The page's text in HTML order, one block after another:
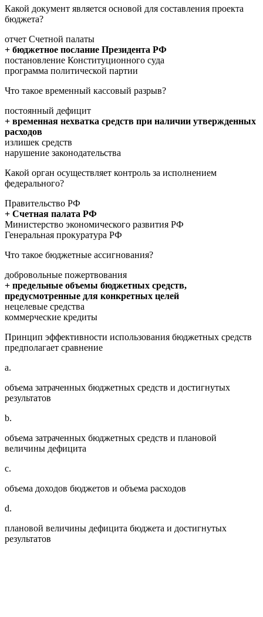
Какой документ является основой для составления проекта
бюджета?
отчет Счетной палаты
+ бюджетное послание Президента РФ
постановление Конституционного суда
программа политической партии
Что такое временный кассовый разрыв?
постоянный дефицит
+ временная нехватка средств при наличии утвержденных
расходов
излишек средств
нарушение законодательства
Какой орган осуществляет контроль за исполнением
федерального?
Правительство РФ
+ Счетная палата РФ
Министерство экономического развития РФ
Генеральная прокуратура РФ
Что такое бюджетные ассигнования?
добровольные пожертвования
+ предельные объемы бюджетных средств,
предусмотренные для конкретных целей
нецелевые средства
коммерческие кредиты
Принцип эффективности использования бюджетных средств
предполагает сравнение
a.
объема затраченных бюджетных средств и достигнутых
результатов
b.
объема затраченных бюджетных средств и плановой
величины дефицита
c.
объема доходов бюджетов и объема расходов
d.
плановой величины дефицита бюджета и достигнутых
результатов